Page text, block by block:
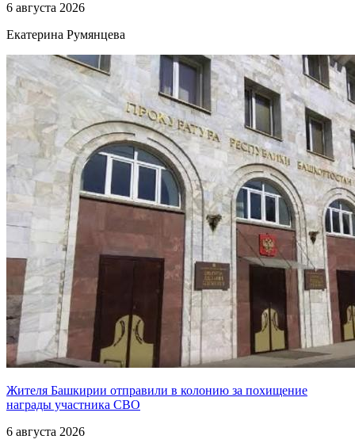
6 августа 2026
Екатерина Румянцева
Жителя Башкирии отправили в колонию за похищение
награды участника СВО
6 августа 2026